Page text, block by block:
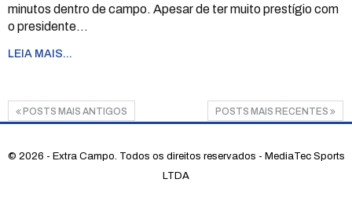
minutos dentro de campo. Apesar de ter muito prestígio com
o presidente…
LEIA MAIS...
POSTS MAIS ANTIGOS POSTS MAIS RECENTES
© 2026 - Extra Campo. Todos os direitos reservados - MediaTec Sports
LTDA